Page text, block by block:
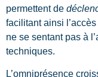
permettent de
facilitant ainsi
ne se sentant pas à
techniques.
L’omniprésence